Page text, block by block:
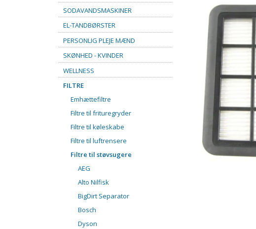
SODAVANDSMASKINER
EL-TANDBØRSTER
PERSONLIG PLEJE MÆND
SKØNHED - KVINDER
WELLNESS
FILTRE
Emhættefiltre
Filtre til frituregryder
Filtre til køleskabe
Filtre til luftrensere
Filtre til støvsugere
AEG
Alto Nilfisk
BigDirt Separator
Bosch
Dyson